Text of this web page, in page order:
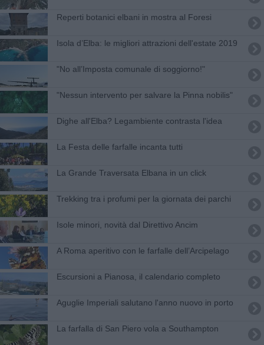
Reperti botanici elbani in mostra al Foresi
​Isola d’Elba: le migliori attrazioni dell'estate 2019
"No all’Imposta comunale di soggiorno!"
"Nessun intervento per salvare la Pinna nobilis"
Dighe all'Elba? Legambiente contrasta l'idea
La Festa delle farfalle incanta tutti
La Grande Traversata Elbana in un click
Trekking tra i profumi per la giornata dei parchi
Isole minori, novità dal Direttivo Ancim
​A Roma aperitivo con le farfalle dell’Arcipelago
Escursioni a Pianosa, il calendario completo
Aguglie Imperiali salutano l'anno nuovo in porto
La farfalla di San Piero vola a Southampton